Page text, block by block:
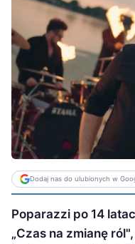
Dodaj nas do ulubionych w
Poparazzi po 14
„Czas na zmianę